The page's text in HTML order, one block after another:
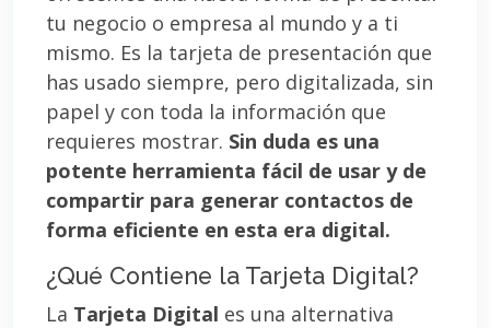
tu negocio o empresa al mundo y a ti
mismo. Es la tarjeta de presentación que
has usado siempre, pero digitalizada, sin
papel y con toda la información que
requieres mostrar. Sin duda es una
potente herramienta fácil de usar y de
compartir para generar contactos de
forma eficiente en esta era digital.
¿Qué Contiene la Tarjeta Digital?
La Tarjeta Digital es una alternativa